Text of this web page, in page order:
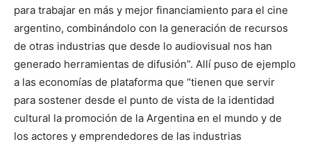
para trabajar en más y mejor financiamiento para el cine
argentino, combinándolo con la generación de recursos
de otras industrias que desde lo audiovisual nos han
generado herramientas de difusión”. Allí puso de ejemplo
a las economías de plataforma que “tienen que servir
para sostener desde el punto de vista de la identidad
cultural la promoción de la Argentina en el mundo y de
los actores y emprendedores de las industrias